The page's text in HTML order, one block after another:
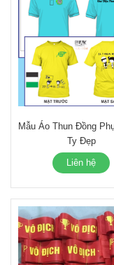
Mẫu Áo Thun Đồng
Ty Đẹp
Liên hệ